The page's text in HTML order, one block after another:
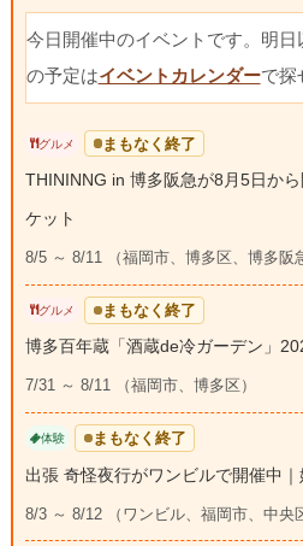
今日開催中のイベントです。明日
の予定はイベントカレンダーで探
グルメ まもなく終了
THININNG in 博多阪急が8月5日か
ケット
8/5 ～ 8/11 （福岡市、博多区、博多阪
グルメ まもなく終了
博多百年蔵「酒蔵de冷ガーデン」
7/31 ～ 8/11 （福岡市、博多区）
体験 まもなく終了
出張 奇怪夜行がワンビルで開催中
8/3 ～ 8/12 （ワンビル、福岡市、中央